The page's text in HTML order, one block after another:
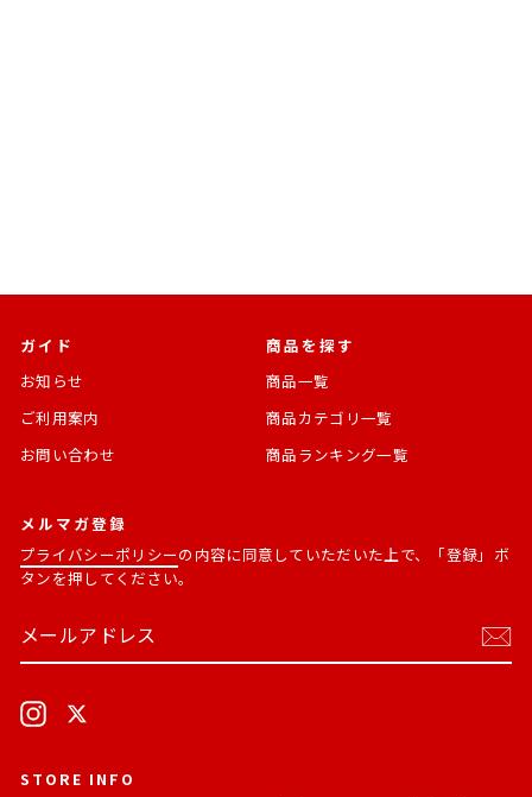
ガイド
お知らせ
ご利用案内
お問い合わせ
商品を探す
商品一覧
商品カテゴリ一覧
商品ランキング一覧
メルマガ登録
プライバシーポリシーの内容に同意していただいた上で、「登録」ボ
タンを押してください。
ー
レ
ス
読
Instagram
STORE INFO